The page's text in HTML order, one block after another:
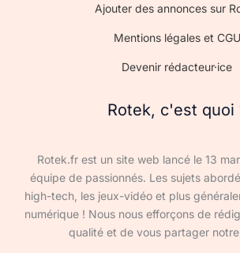
Ajouter des annonces sur
Mentions légales et CGU
Devenir rédacteur·ice
Rotek, c'est quoi
Rotek.fr est un site web lancé le 13
équipe de passionnés. Les sujets
high-tech, les jeux-vidéo et plus
numérique ! Nous nous efforçons de
qualité et de vous partager